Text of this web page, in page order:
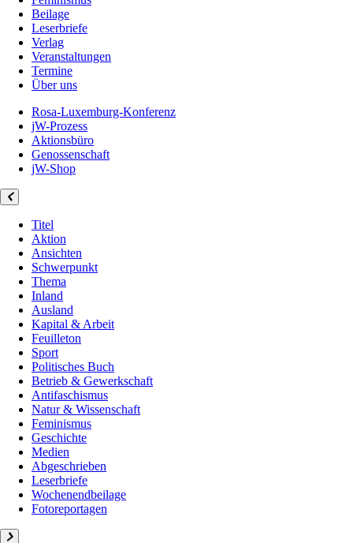
Beilage
Leserbriefe
Verlag
Veranstaltungen
Termine
Über uns
Rosa-Luxemburg-Konferenz
jW-Prozess
Aktionsbüro
Genossenschaft
jW-Shop
Titel
Aktion
Ansichten
Schwerpunkt
Thema
Inland
Ausland
Kapital & Arbeit
Feuilleton
Sport
Politisches Buch
Betrieb & Gewerkschaft
Antifaschismus
Natur & Wissenschaft
Feminismus
Geschichte
Medien
Abgeschrieben
Leserbriefe
Wochenendbeilage
Fotoreportagen